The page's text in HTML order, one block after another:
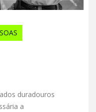
duradouros
a